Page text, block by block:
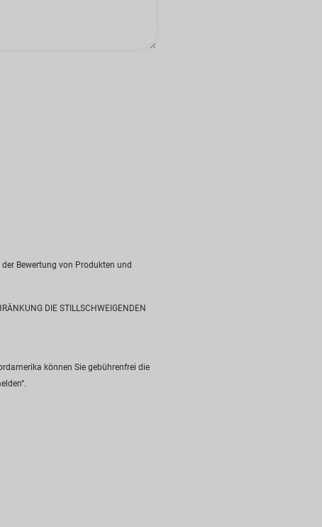
Bewertung von Produkten und
DIE STILLSCHWEIGENDEN
können Sie gebührenfrei die